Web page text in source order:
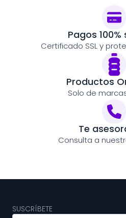
Pagos
Certificado SSL y
Productos
Solo de
Te
Consulta a
SUSCRÍBETE